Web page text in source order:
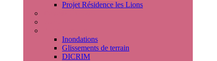
Projet Résidence les Lions
Inondations
Glissements de terrain
DICRIM